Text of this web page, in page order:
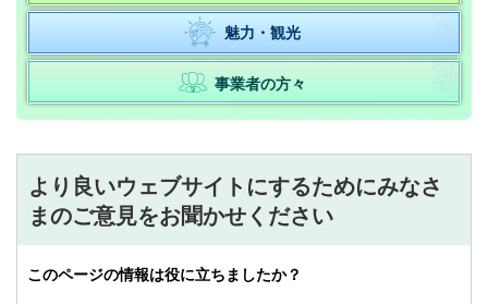
魅力・観光
事業者の方々
より良いウェブサイトにするためにみなさ
まのご意見をお聞かせください
このページの情報は役に立ちましたか？